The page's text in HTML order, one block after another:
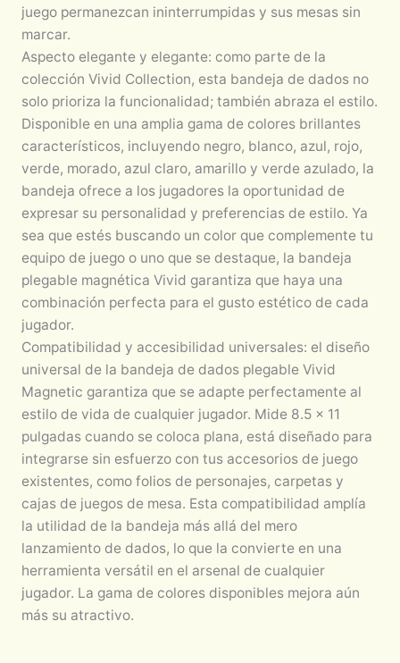
juego permanezcan ininterrumpidas y sus mesas sin
marcar.
Aspecto elegante y elegante: como parte de la
colección Vivid Collection, esta bandeja de dados no
solo prioriza la funcionalidad; también abraza el estilo.
Disponible en una amplia gama de colores brillantes
característicos, incluyendo negro, blanco, azul, rojo,
verde, morado, azul claro, amarillo y verde azulado, la
bandeja ofrece a los jugadores la oportunidad de
expresar su personalidad y preferencias de estilo. Ya
sea que estés buscando un color que complemente tu
equipo de juego o uno que se destaque, la bandeja
plegable magnética Vivid garantiza que haya una
combinación perfecta para el gusto estético de cada
jugador.
Compatibilidad y accesibilidad universales: el diseño
universal de la bandeja de dados plegable Vivid
Magnetic garantiza que se adapte perfectamente al
estilo de vida de cualquier jugador. Mide 8.5 x 11
pulgadas cuando se coloca plana, está diseñado para
integrarse sin esfuerzo con tus accesorios de juego
existentes, como folios de personajes, carpetas y
cajas de juegos de mesa. Esta compatibilidad amplía
la utilidad de la bandeja más allá del mero
lanzamiento de dados, lo que la convierte en una
herramienta versátil en el arsenal de cualquier
jugador. La gama de colores disponibles mejora aún
más su atractivo.